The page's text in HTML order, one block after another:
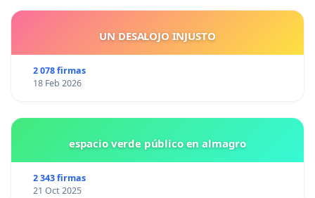
UN DESALOJO INJUSTO
2 078 firmas
18 Feb 2026
espacio verde público en almagro
2 343 firmas
21 Oct 2025